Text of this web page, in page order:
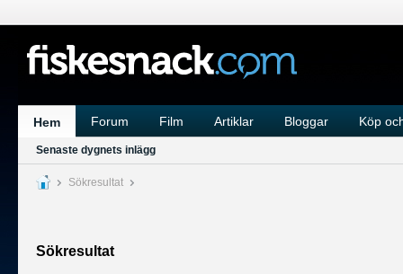
Hem Forum Film Artiklar Bloggar Köp
Senaste dygnets inlägg
Sökresultat
Sökresultat